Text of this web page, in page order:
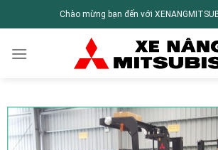
Chào mừng bạn đến với